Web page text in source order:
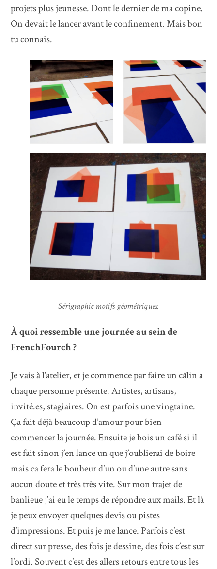
projets plus jeunesse. Dont le dernier de ma copine.
On devait le lancer avant le confinement. Mais bon
tu connais.
Sérigraphie motifs géométriques.
À quoi ressemble une journée au sein de
FrenchFourch ?
Je vais à l’atelier, et je commence par faire un câlin a
chaque personne présente. Artistes, artisans,
invité.es, stagiaires. On est parfois une vingtaine.
Ça fait déjà beaucoup d’amour pour bien
commencer la journée. Ensuite je bois un café si il
est fait sinon j’en lance un que j’oublierai de boire
mais ca fera le bonheur d’un ou d’une autre sans
aucun doute et très très vite. Sur mon trajet de
banlieue j’ai eu le temps de répondre aux mails. Et là
je peux envoyer quelques devis ou pistes
d’impressions. Et puis je me lance. Parfois c’est
direct sur presse, des fois je dessine, des fois c’est sur
l’ordi. Souvent c’est des allers retours entre tous les